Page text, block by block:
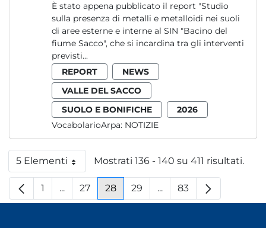
È stato appena pubblicato il report "Studio
sulla presenza di metalli e metalloidi nei suoli
di aree esterne e interne al SIN "Bacino del
fiume Sacco", che si incardina tra gli interventi
previsti...
REPORT
NEWS
VALLE DEL SACCO
SUOLO E BONIFICHE
2026
VocabolarioArpa: NOTIZIE
5 ElementiPer paginaMostrati 136 - 140 su 411 risultati.
Pagina
1 ...Pagine intermedie
Pagina
27 Pagina
28 Pagina
29 ...Pagine intermedie
Pagina
83